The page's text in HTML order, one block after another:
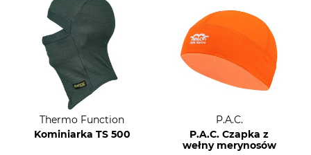
Thermo Function
Kominiarka TS 500
P.A.C.
P.A.C. Czapka z
wełny merynosów